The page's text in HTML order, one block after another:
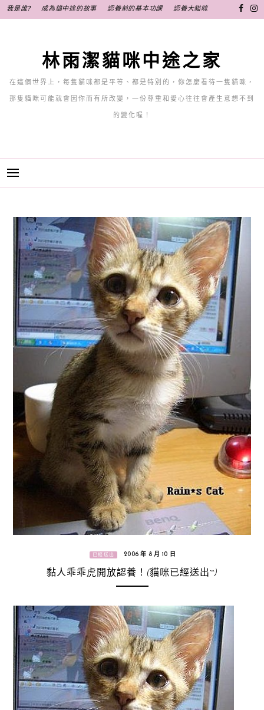
至
我是誰? 成為貓中途的故事 認養前的基本功課 認養大貓咪
林雨潔貓咪中途之家
在這個世界上，每隻貓咪都是平等、都是特別的，你怎麼看待一隻貓咪，
那隻貓咪可能就會因你而有所改變，一份尊重和愛心往往會產生意想不到
的變化喔！
已經送出 2006 年 8 月 10 日
黏人乖乖虎開放認養！(貓咪已經送出^^)